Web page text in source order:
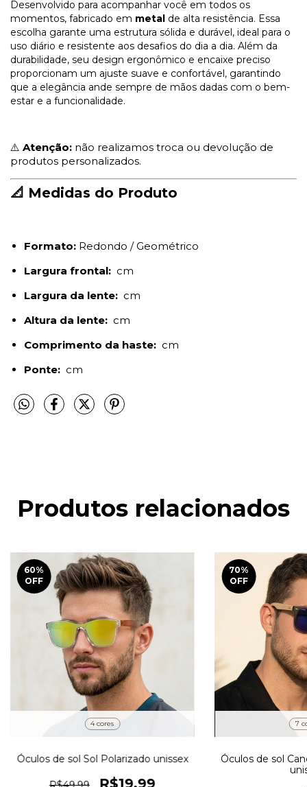
Desenvolvido para acompanhar você em todos os
momentos, fabricado em metal de alta resistência. Essa
escolha garante uma estrutura sólida e durável, ideal para o
uso diário e resistente aos desafios do dia a dia. Além da
durabilidade, seu design ergonômico e encaixe preciso
proporcionam um ajuste suave e confortável, garantindo
que a elegância ande sempre de mãos dadas com o bem-
estar e a funcionalidade.
⚠️ Atenção: não realizamos troca ou devolução de
produtos personalizados.
📐 Medidas do Produto
Formato: Redondo / Geométrico
Largura frontal: cm
Largura da lente: cm
Altura da lente: cm
Comprimento da haste: cm
Ponte: cm
Produtos relacionados
60%
OFF
4 cores
Óculos de sol Sol Polarizado unissex
R$19,99
70%
OFF
7
Óculos de sol